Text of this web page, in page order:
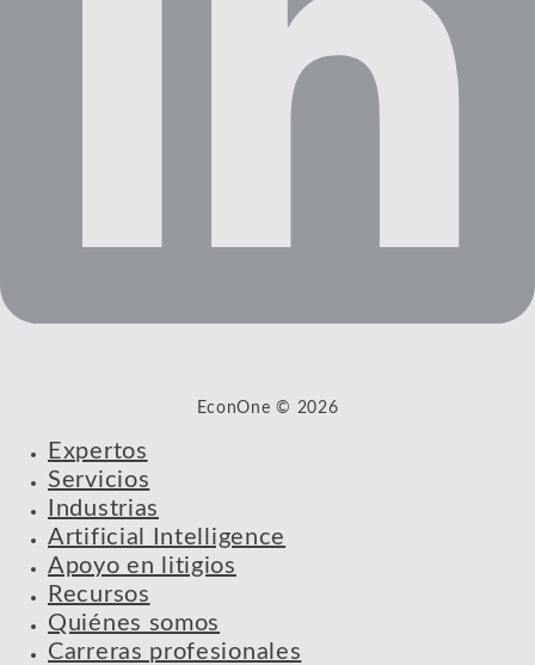
EconOne © 2026
Expertos
Servicios
Industrias
Artificial Intelligence
Apoyo en litigios
Recursos
Quiénes somos
Carreras profesionales